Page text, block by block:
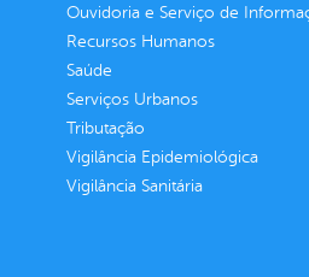
Ouvidoria e Serviço de
Recursos Humanos
Saúde
Serviços Urbanos
Tributação
Vigilância Epidemiológica
Vigilância Sanitária